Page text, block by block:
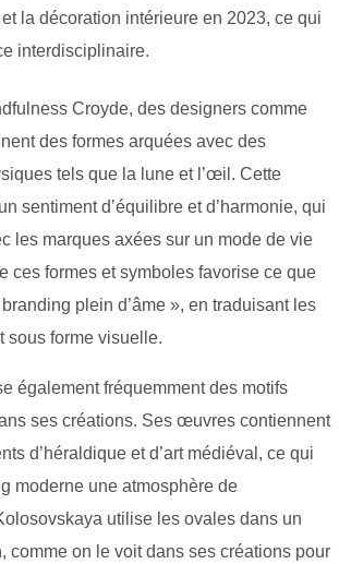
la décoration intérieure en 2023, ce qui
interdisciplinaire.
Croyde, des designers comme
des formes arquées avec des
tels que la lune et l’œil. Cette
sentiment d’équilibre et d’harmonie, qui
les marques axées sur un mode de vie
ces formes et symboles favorise ce que
plein d’âme », en traduisant les
sous forme visuelle.
également fréquemment des motifs
ses créations. Ses œuvres contiennent
d’héraldique et d’art médiéval, ce qui
moderne une atmosphère de
utilise les ovales dans un
comme on le voit dans ses créations pour